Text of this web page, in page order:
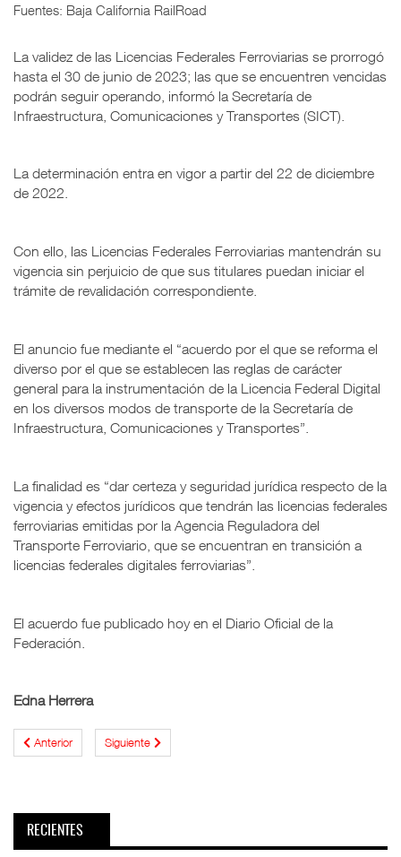
Fuentes: Baja California RailRoad
La validez de las Licencias Federales Ferroviarias se prorrogó
hasta el 30 de junio de 2023; las que se encuentren vencidas
podrán seguir operando, informó la Secretaría de
Infraestructura, Comunicaciones y Transportes (SICT).
La determinación entra en vigor a partir del 22 de diciembre
de 2022.
Con ello, las Licencias Federales Ferroviarias mantendrán su
vigencia sin perjuicio de que sus titulares puedan iniciar el
trámite de revalidación correspondiente.
El anuncio fue mediante el “acuerdo por el que se reforma el
diverso por el que se establecen las reglas de carácter
general para la instrumentación de la Licencia Federal Digital
en los diversos modos de transporte de la Secretaría de
Infraestructura, Comunicaciones y Transportes”.
La finalidad es “dar certeza y seguridad jurídica respecto de la
vigencia y efectos jurídicos que tendrán las licencias federales
ferroviarias emitidas por la Agencia Reguladora del
Transporte Ferroviario, que se encuentran en transición a
licencias federales digitales ferroviarias”.
El acuerdo fue publicado hoy en el Diario Oficial de la
Federación.
Edna Herrera
Anterior Siguiente
RECIENTES